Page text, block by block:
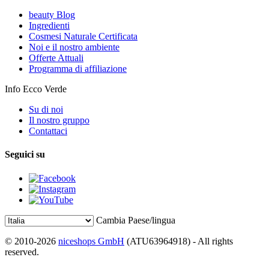
beauty Blog
Ingredienti
Cosmesi Naturale Certificata
Noi e il nostro ambiente
Offerte Attuali
Programma di affiliazione
Info Ecco Verde
Su di noi
Il nostro gruppo
Contattaci
Seguici su
Cambia Paese/lingua
© 2010-2026 niceshops GmbH (ATU63964918) - All rights
reserved.